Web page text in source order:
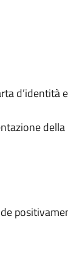
d’identità
della